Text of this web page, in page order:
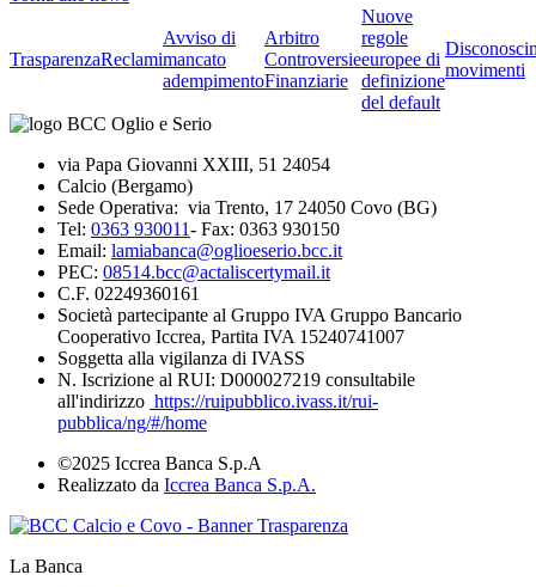
TrasparenzaReclami
Avviso di
mancato
adempimento
Arbitro
Controversie
Finanziarie
Nuove
regole
europee di
definizione
del default
movimenti
via Papa Giovanni XXIII, 51 24054
Calcio (Bergamo)
Sede Operativa: via Trento, 17 24050 Covo (BG)
Tel: 0363 930011- Fax: 0363 930150
Email: lamiabanca@oglioeserio.bcc.it
PEC: 08514.bcc@actaliscertymail.it
C.F. 02249360161
Società partecipante al Gruppo IVA Gruppo Bancario
Cooperativo Iccrea, Partita IVA 15240741007
Soggetta alla vigilanza di IVASS
N. Iscrizione al RUI: D000027219 consultabile
all'indirizzo https://ruipubblico.ivass.it/rui-
pubblica/ng/#/home
©2025 Iccrea Banca S.p.A
Realizzato da Iccrea Banca S.p.A.
La Banca